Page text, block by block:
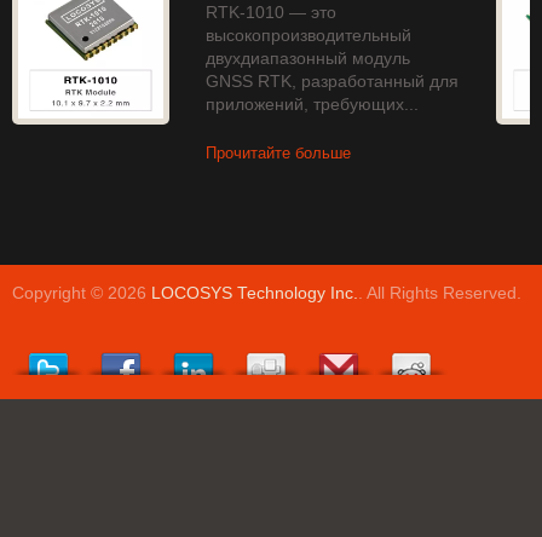
RTK-1010 — это
высокопроизводительный
двухдиапазонный модуль
GNSS RTK, разработанный для
приложений, требующих...
Прочитайте больше
Copyright © 2026 LOCOSYS Technology Inc. . All Rights Reserved.